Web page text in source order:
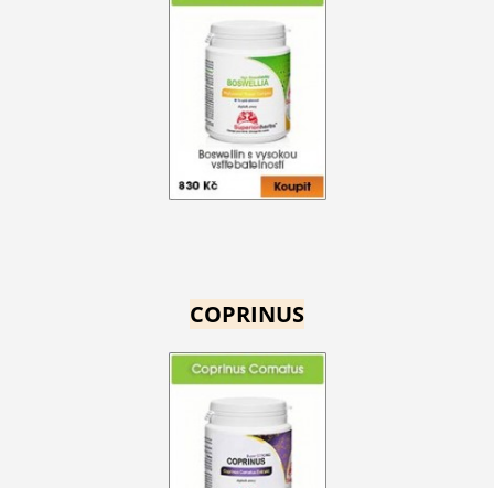
COPRINUS